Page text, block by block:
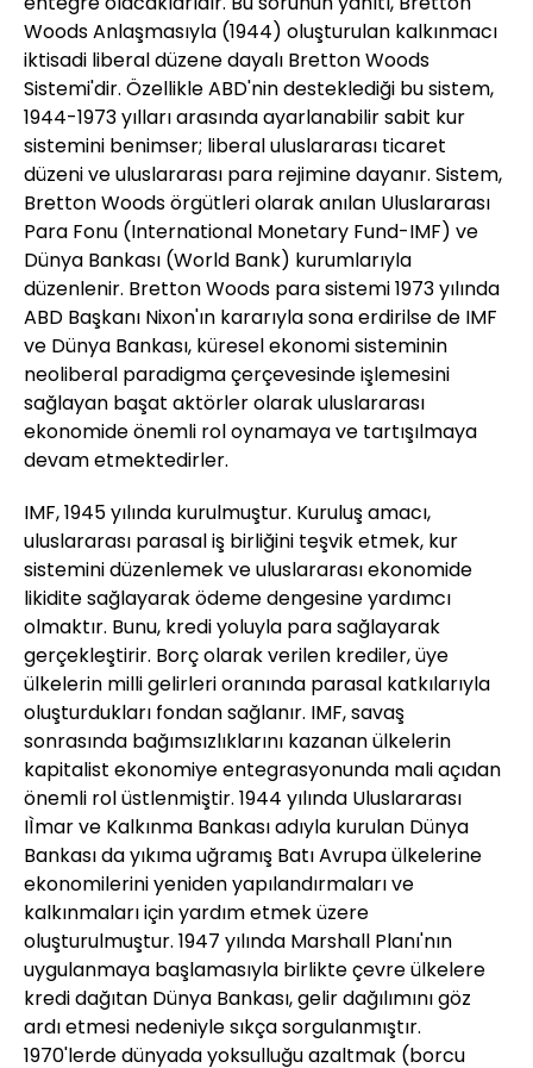
Woods Anlaşmasıyla (1944) oluşturulan kalkınmacı
iktisadi liberal düzene dayalı Bretton Woods
Sistemi'dir. Özellikle ABD'nin desteklediği bu sistem,
1944-1973 yılları arasında ayarlanabilir sabit kur
sistemini benimser; liberal uluslararası ticaret
düzeni ve uluslararası para rejimine dayanır. Sistem,
Bretton Woods örgütleri olarak anılan Uluslararası
Para Fonu (International Monetary Fund-IMF) ve
Dünya Bankası (World Bank) kurumlarıyla
düzenlenir. Bretton Woods para sistemi 1973 yılında
ABD Başkanı Nixon'ın kararıyla sona erdirilse de IMF
ve Dünya Bankası, küresel ekonomi sisteminin
neoliberal paradigma çerçevesinde işlemesini
sağlayan başat aktörler olarak uluslararası
ekonomide önemli rol oynamaya ve tartışılmaya
devam etmektedirler.
IMF, 1945 yılında kurulmuştur. Kuruluş amacı,
uluslararası parasal iş birliğini teşvik etmek, kur
sistemini düzenlemek ve uluslararası ekonomide
likidite sağlayarak ödeme dengesine yardımcı
olmaktır. Bunu, kredi yoluyla para sağlayarak
gerçekleştirir. Borç olarak verilen krediler, üye
ülkelerin milli gelirleri oranında parasal katkılarıyla
oluşturdukları fondan sağlanır. IMF, savaş
sonrasında bağımsızlıklarını kazanan ülkelerin
kapitalist ekonomiye entegrasyonunda mali açıdan
önemli rol üstlenmiştir. 1944 yılında Uluslararası
IÌmar ve Kalkınma Bankası adıyla kurulan Dünya
Bankası da yıkıma uğramış Batı Avrupa ülkelerine
ekonomilerini yeniden yapılandırmaları ve
kalkınmaları için yardım etmek üzere
oluşturulmuştur. 1947 yılında Marshall Planı'nın
uygulanmaya başlamasıyla birlikte çevre ülkelere
kredi dağıtan Dünya Bankası, gelir dağılımını göz
ardı etmesi nedeniyle sıkça sorgulanmıştır.
1970'lerde dünyada yoksulluğu azaltmak (borcu